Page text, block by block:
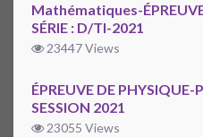
Mathématiques-
SÉRIE : D/TI-2021
23447 Views
ÉPREUVE DE
SESSION 2021
23055 Views